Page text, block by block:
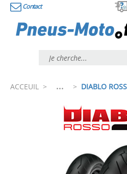
Contact
ACCEUIL > ... > DIABLO